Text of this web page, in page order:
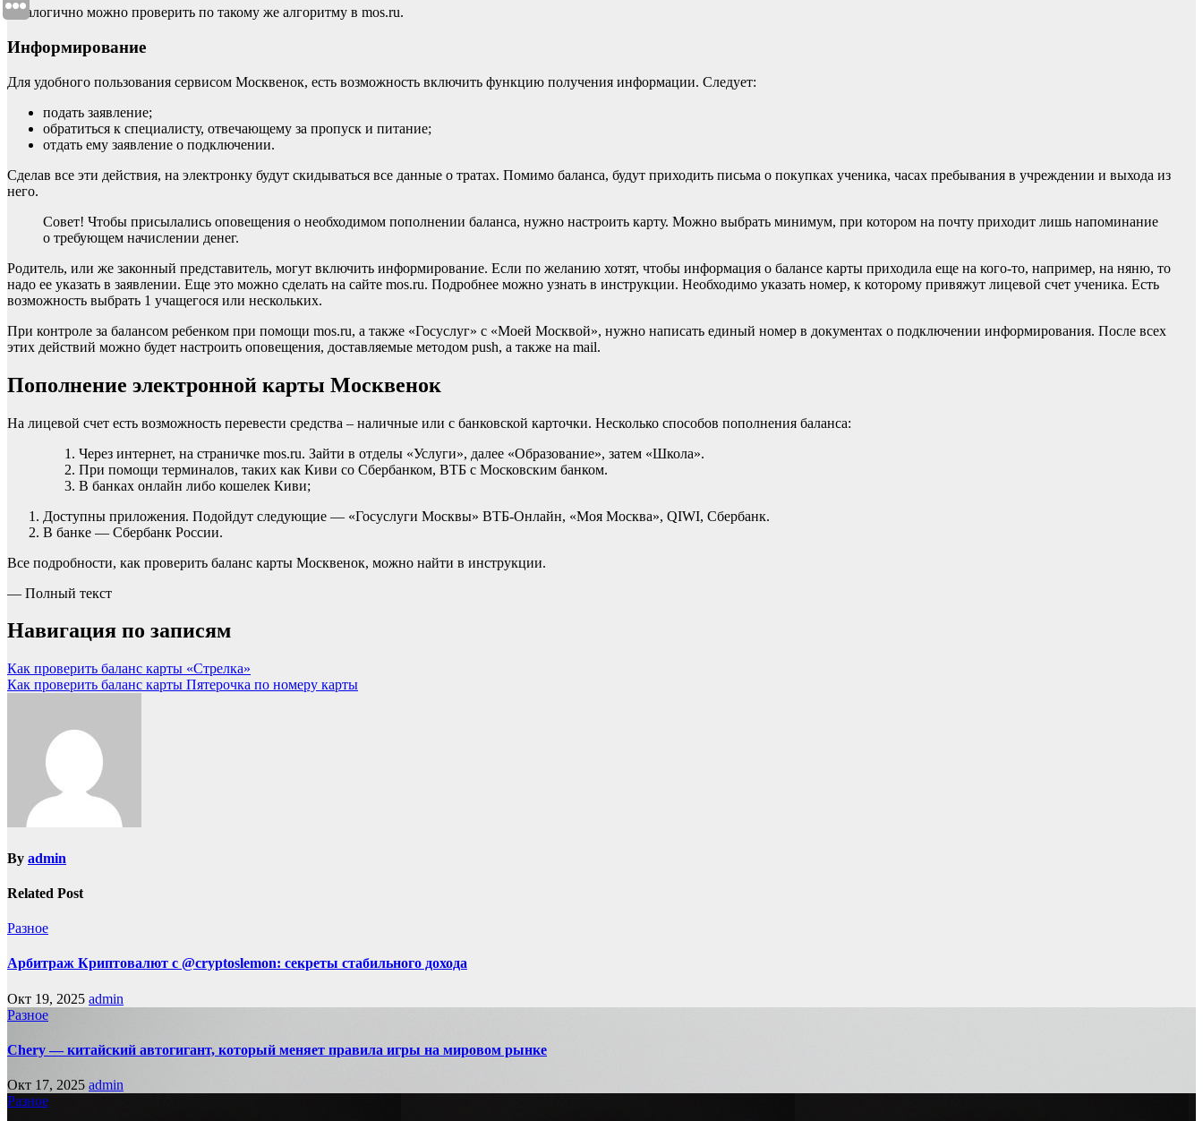
Аналогично можно проверить по такому же алгоритму в mos.ru.
Информирование
Для удобного пользования сервисом Москвенок, есть возможность включить функцию получения информации. Следует:
подать заявление;
обратиться к специалисту, отвечающему за пропуск и питание;
отдать ему заявление о подключении.
Сделав все эти действия, на электронку будут скидываться все данные о тратах. Помимо баланса, будут приходить письма о покупках ученика, часах пребывания в учреждении и выхода из
него.
Совет! Чтобы присылались оповещения о необходимом пополнении баланса, нужно настроить карту. Можно выбрать минимум, при котором на почту приходит лишь напоминание
о требующем начислении денег.
Родитель, или же законный представитель, могут включить информирование. Если по желанию хотят, чтобы информация о балансе карты приходила еще на кого-то, например, на няню, то
надо ее указать в заявлении. Еще это можно сделать на сайте mos.ru. Подробнее можно узнать в инструкции. Необходимо указать номер, к которому привяжут лицевой счет ученика. Есть
возможность выбрать 1 учащегося или нескольких.
При контроле за балансом ребенком при помощи mos.ru, а также «Госуслуг» с «Моей Москвой», нужно написать единый номер в документах о подключении информирования. После всех
этих действий можно будет настроить оповещения, доставляемые методом push, а также на mail.
Пополнение электронной карты Москвенок
На лицевой счет есть возможность перевести средства – наличные или с банковской карточки. Несколько способов пополнения баланса:
Через интернет, на страничке mos.ru. Зайти в отделы «Услуги», далее «Образование», затем «Школа».
При помощи терминалов, таких как Киви со Сбербанком, ВТБ с Московским банком.
В банках онлайн либо кошелек Киви;
Доступны приложения. Подойдут следующие — «Госуслуги Москвы» ВТБ-Онлайн, «Моя Москва», QIWI, Сбербанк.
В банке — Сбербанк России.
Все подробности, как проверить баланс карты Москвенок, можно найти в инструкции.
— Полный текст
Навигация по записям
Как проверить баланс карты «Стрелка»
Как проверить баланс карты Пятерочка по номеру карты
By admin
Related Post
Разное
Арбитраж Криптовалют с @cryptoslemon: секреты стабильного дохода
Окт 19, 2025 admin
Разное
Chery — китайский автогигант, который меняет правила игры на мировом рынке
Окт 17, 2025 admin
Разное